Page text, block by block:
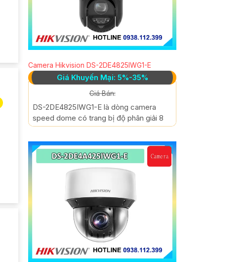
Camera Hikvision DS-2DE4825IWG1-E
Giá Khuyến Mại: 5%-35%
Giá Bán:
DS-2DE4825IWG1-E là dòng camera
speed dome có trang bị độ phân giải 8